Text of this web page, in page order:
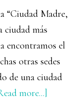
“Ciudad Madre,
ciudad más
encontramos el
otras sedes
de una ciudad
more...]